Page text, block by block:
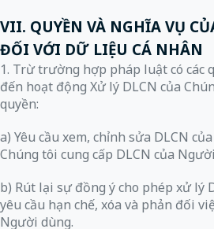
VII. QUYỀN VÀ NGHĨA VỤ
ĐỐI VỚI DỮ LIỆU CÁ NHÂN
1. Trừ trường hợp pháp luật có các
đến hoạt động Xử lý DLCN của
quyền:
a) Yêu cầu xem, chỉnh sửa DLCN
Chúng tôi cung cấp DLCN của
b) Rút lại sự đồng ý cho phép xử lý
yêu cầu hạn chế, xóa và phản đối
Người dùng.